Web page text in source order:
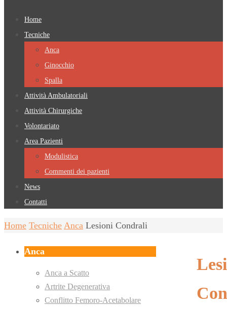
Home
Tecniche
Anca
Ginocchio
Spalla
Attività Ambulatoriali
Attività Chirurgiche
Volontariato
Area Pazienti
Modulistica
Commenti dei pazienti
News
Contatti
Home Tecniche Anca Lesioni Condrali
Anca
Anca a Scatto
Artrite Degenerativa
Conflitto Femoro-Acetabolare